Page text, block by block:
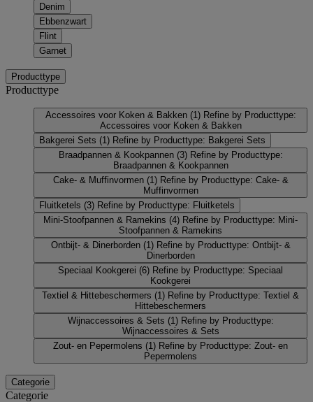
Denim
Ebbenzwart
Flint
Garnet
Producttype
Producttype
Accessoires voor Koken & Bakken (1) Refine by Producttype:
Accessoires voor Koken & Bakken
Bakgerei Sets (1) Refine by Producttype: Bakgerei Sets
Braadpannen & Kookpannen (3) Refine by Producttype:
Braadpannen & Kookpannen
Cake- & Muffinvormen (1) Refine by Producttype: Cake- &
Muffinvormen
Fluitketels (3) Refine by Producttype: Fluitketels
Mini-Stoofpannen & Ramekins (4) Refine by Producttype: Mini-
Stoofpannen & Ramekins
Ontbijt- & Dinerborden (1) Refine by Producttype: Ontbijt- &
Dinerborden
Speciaal Kookgerei (6) Refine by Producttype: Speciaal
Kookgerei
Textiel & Hittebeschermers (1) Refine by Producttype: Textiel &
Hittebeschermers
Wijnaccessoires & Sets (1) Refine by Producttype:
Wijnaccessoires & Sets
Zout- en Pepermolens (1) Refine by Producttype: Zout- en
Pepermolens
Categorie
Categorie